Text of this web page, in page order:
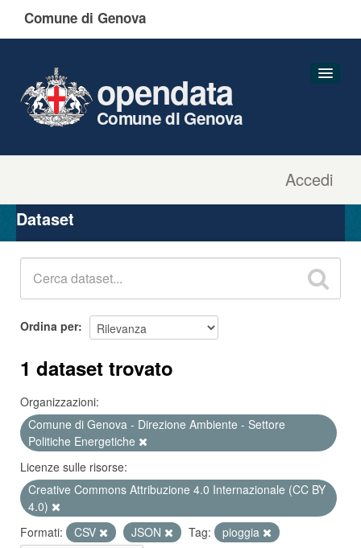
Comune di Genova
Accedi
opendata
Comune di Genova
Organizzazioni
Gruppi
Dataset
Ordina per
1 dataset trovato
Organizzazioni:
Comune di Genova - Direzione Ambiente - Settore
Politiche Energetiche
Licenze sulle risorse:
Creative Commons Attribuzione 4.0 Internazionale (CC BY
4.0)
Formati:
CSV JSON Tag:
pioggia